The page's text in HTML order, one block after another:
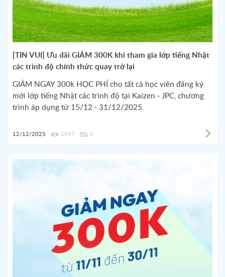
[TIN VUI] Ưu đãi GIẢM 300K khi tham gia lớp tiếng Nhật
các trình độ chính thức quay trở lại
GIẢM NGAY 300k HỌC PHÍ cho tất cả học viên đăng ký
mới lớp tiếng Nhật các trình độ tại Kaizen - JPC, chương
trình áp dụng từ 15/12 - 31/12/2025.
12/12/2025 1097 0